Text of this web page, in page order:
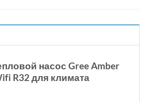
насос Gree Amber
R32 для климата